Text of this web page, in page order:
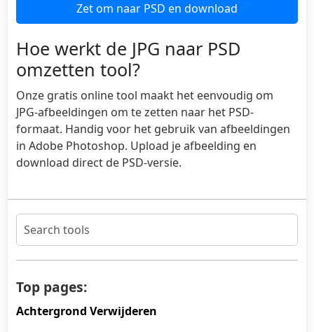
Zet om naar PSD en download
Hoe werkt de JPG naar PSD
omzetten tool?
Onze gratis online tool maakt het eenvoudig om
JPG-afbeeldingen om te zetten naar het PSD-
formaat. Handig voor het gebruik van afbeeldingen
in Adobe Photoshop. Upload je afbeelding en
download direct de PSD-versie.
Top pages:
Achtergrond Verwijderen